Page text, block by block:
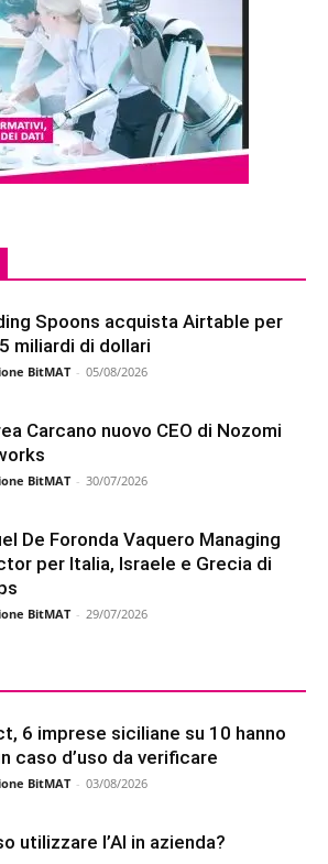
Spoons acquista Airtable per
miliardi di dollari
BitMAT - 05/08/2026
Carcano nuovo CEO di Nozomi
BitMAT - 30/07/2026
De Foronda Vaquero Managing
per Italia, Israele e Grecia di
BitMAT - 29/07/2026
6 imprese siciliane su 10 hanno
caso d’uso da verificare
BitMAT - 03/08/2026
utilizzare l’AI in azienda?